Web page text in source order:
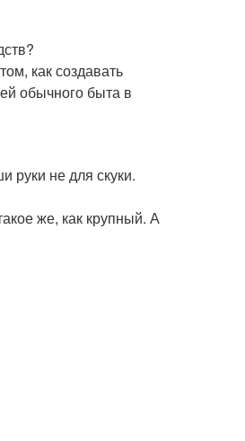
как создавать
обычного быта в
руки не для скуки.
же, как крупный. А